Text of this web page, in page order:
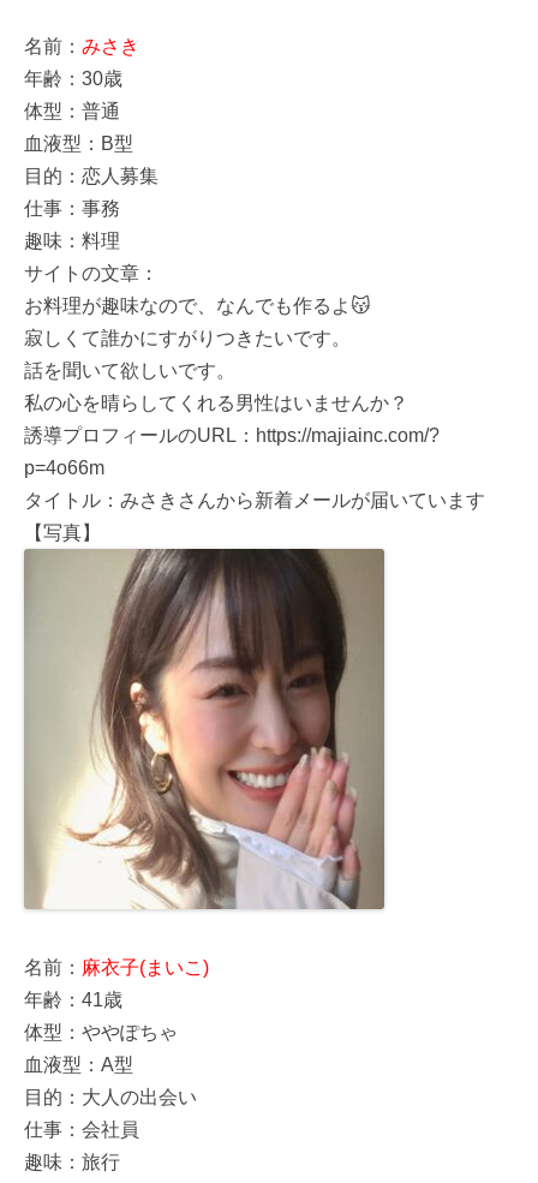
名前： みさき
年齢：30歳
体型：普通
血液型：B型
目的：恋人募集
仕事：事務
趣味：料理
サイトの文章：
お料理が趣味なので、なんでも作るよ😽
寂しくて誰かにすがりつきたいです。
話を聞いて欲しいです。
私の心を晴らしてくれる男性はいませんか？
誘導プロフィールのURL：https://majiainc.com/?
p=4o66m
タイトル：みさきさんから新着メールが届いています
【写真】
名前： 麻衣子(まいこ)
年齢：41歳
体型：ややぽちゃ‍‍‍
血液型：A型
目的：大人の出会い
仕事：会社員
趣味：旅行